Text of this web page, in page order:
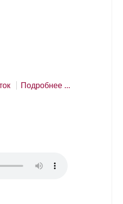
Подробнее ...